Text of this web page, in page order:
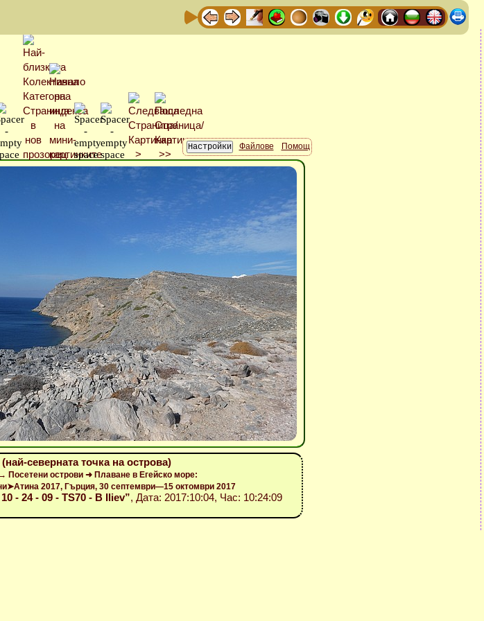
Файлове Помощ
северната точка на острова)
Посетени острови ➜ Плаване в Егейско море:
2017, Гърция, 30 септември—15 октомври 2017
- 24 - 09 - TS70 - B Iliev”, Дата: 2017:10:04, Час: 10:24:09